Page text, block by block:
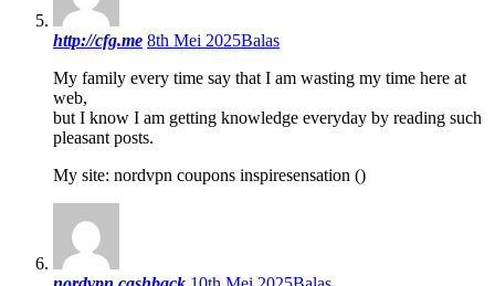
http://cfg.me 8th Mei 2025Balas
My family every time say that I am wasting my time here at
web,
but I know I am getting knowledge everyday by reading such
pleasant posts.
My site: nordvpn coupons inspiresensation ()